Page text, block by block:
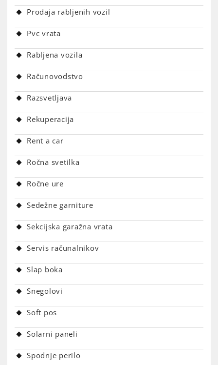
Prodaja rabljenih vozil
Pvc vrata
Rabljena vozila
Računovodstvo
Razsvetljava
Rekuperacija
Rent a car
Ročna svetilka
Ročne ure
Sedežne garniture
Sekcijska garažna vrata
Servis računalnikov
Slap boka
Snegolovi
Soft pos
Solarni paneli
Spodnje perilo